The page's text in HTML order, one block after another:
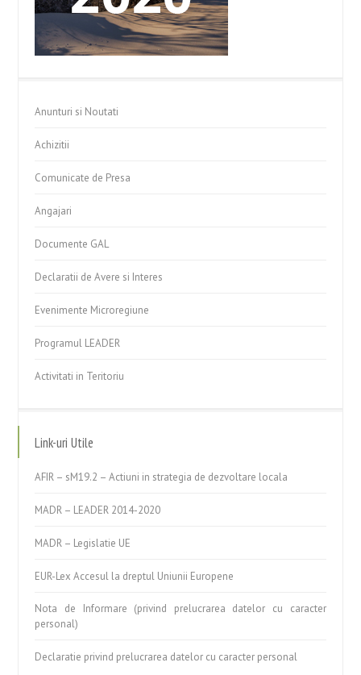
Anunturi si Noutati
Achizitii
Comunicate de Presa
Angajari
Documente GAL
Declaratii de Avere si Interes
Evenimente Microregiune
Programul LEADER
Activitati in Teritoriu
Link-uri Utile
AFIR – sM19.2 – Actiuni in strategia de dezvoltare locala
MADR – LEADER 2014-2020
MADR – Legislatie UE
EUR-Lex Accesul la dreptul Uniunii Europene
Nota de Informare (privind prelucrarea datelor cu caracter
personal)
Declaratie privind prelucrarea datelor cu caracter personal